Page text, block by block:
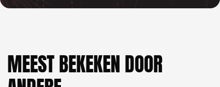
MEEST BEKEKEN DOOR